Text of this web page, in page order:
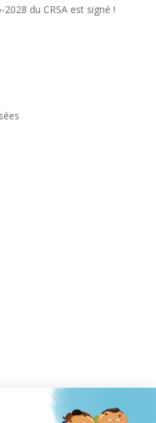
du CRSA est signé !